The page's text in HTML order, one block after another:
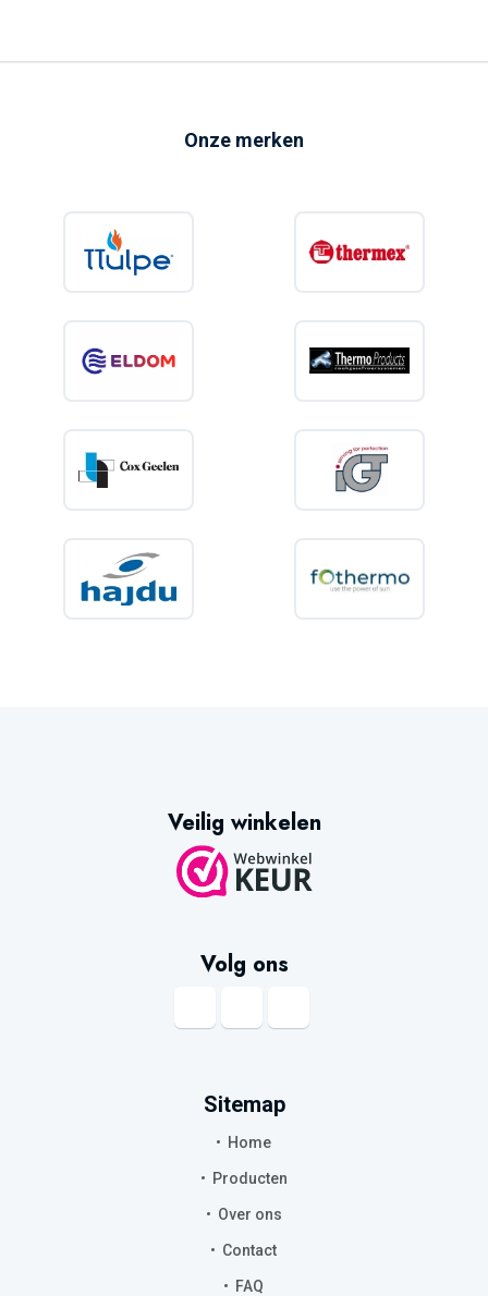
Onze merken
Veilig winkelen
Volg ons
Sitemap
Home
Producten
Over ons
Contact
FAQ